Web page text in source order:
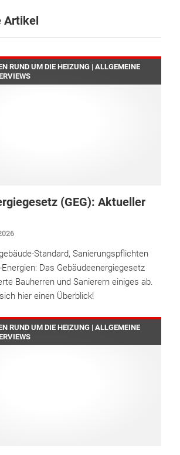
Artikel
RUND UM DIE HEIZUNG | ALLGEMEINE
(GEG): Aktueller
Standard, Sanierungspflichten
Das Gebäudeenergiegesetz
Bauherren und Sanierern einiges ab.
hier einen Überblick!
RUND UM DIE HEIZUNG | ALLGEMEINE